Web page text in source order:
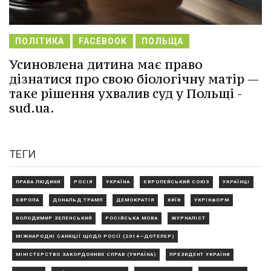
ПОЛІТИКА FACEBOOK ПОЛЬЩА
Усиновлена дитина має право
дізнатися про свою біологічну матір —
таке рішення ухвалив суд у Польщі -
sud.ua.
ТЕГИ
ПРАВА ЛЮДИНИ РОСІЯ УКРАЇНА ЄВРОПЕЙСЬКИЙ СОЮЗ УКРАЇНЦІ
ЄВРОПА ДОНАЛЬД ТРАМП ДЕМОКРАТІЯ КИЇВ УКРІНФОРМ
ВОЛОДИМИР ЗЕЛЕНСЬКИЙ РОСІЙСЬКА МОВА ЖУРНАЛІСТ
МІЖНАРОДНІ САНКЦІЇ ЩОДО РОСІЇ (2014—ДОТЕПЕР)
МІНІСТЕРСТВО ЗАКОРДОННИХ СПРАВ (УКРАЇНА) ПРЕЗИДЕНТ УКРАЇНИ